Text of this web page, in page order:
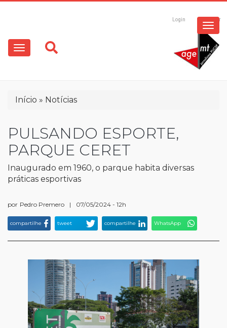
conteúdo
principal
Login Registrar
Main
navigation
Trilha
navegação
Início Notícias
PULSANDO ESPORTE,
PARQUE CERET
Inaugurado em 1960, o parque habita diversas
práticas esportivas
por Pedro Premero | 07/05/2024 - 12h
compartilhe tweet compartilhe WhatsApp